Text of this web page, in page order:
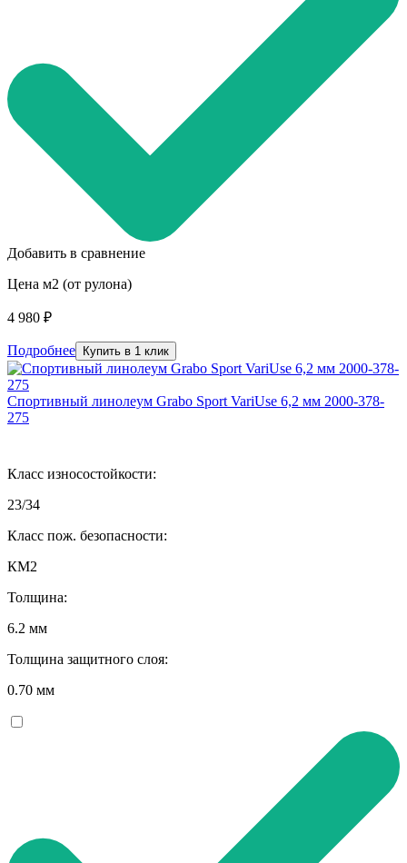
Добавить в сравнение
Цена м2 (от рулона)
4 980 ₽
Подробнее Купить в 1 клик
Спортивный линолеум Grabo Sport VariUse 6,2 мм 2000-378-
275
Класс износостойкости:
23/34
Класс пож. безопасности:
КМ2
Толщина:
6.2 мм
Толщина защитного слоя:
0.70 мм